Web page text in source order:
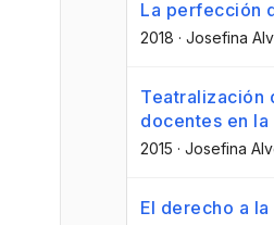
La perfección
2018 · Josefina
Teatralización
docentes en
2015 · Josefina
El derecho a